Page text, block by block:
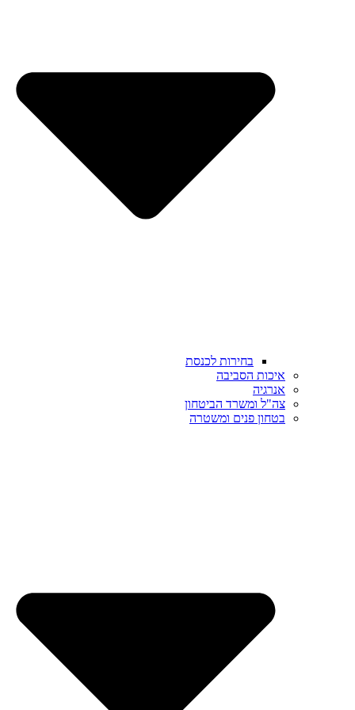
בחירות לכנסת
איכות הסביבה
אנרגיה
צה"ל ומשרד הביטחון
בטחון פנים ומשטרה